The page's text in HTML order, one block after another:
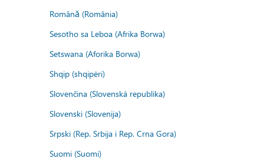
Română (România)
Sesotho sa Leboa (Afrika Borwa)
Setswana (Aforika Borwa)
Shqip (shqipëri)
Slovenčina (Slovenská republika)
Slovenski (Slovenija)
Srpski (Rep. Srbija i Rep. Crna Gora)
Suomi (Suomi)